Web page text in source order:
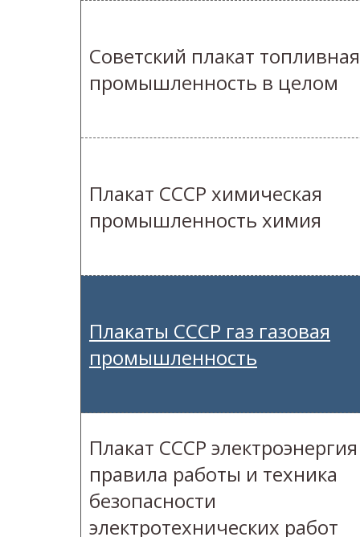
Советский плакат топливная
промышленность в целом
Плакат СССР химическая
промышленность химия
Плакаты СССР газ газовая
промышленность
Плакат СССР электроэнергия
правила работы и техника
безопасности
электротехнических работ